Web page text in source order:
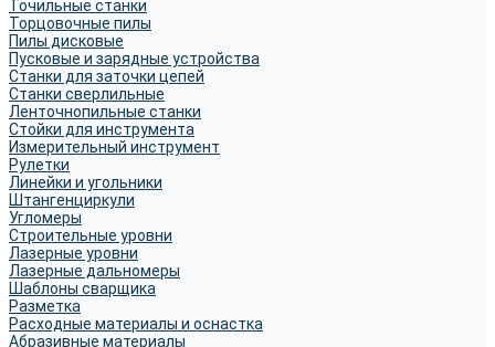
Точильные станки
Торцовочные пилы
Пилы дисковые
Пусковые и зарядные устройства
Станки для заточки цепей
Станки сверлильные
Ленточнопильные станки
Стойки для инструмента
Измерительный инструмент
Рулетки
Линейки и угольники
Штангенциркули
Угломеры
Строительные уровни
Лазерные уровни
Лазерные дальномеры
Шаблоны сварщика
Разметка
Расходные материалы и оснастка
Абразивные материалы